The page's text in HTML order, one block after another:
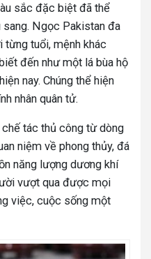
sắc đặc biệt đã thể
Ngọc Pakistan đa
từng tuổi, mệnh khác
đến như một lá bùa hộ
nay. Chúng thể hiện
nhân quân tử.
tác thủ công từ dòng
niệm về phong thủy, đá
năng lượng dương khí
vượt qua được mọi
việc, cuộc sống một